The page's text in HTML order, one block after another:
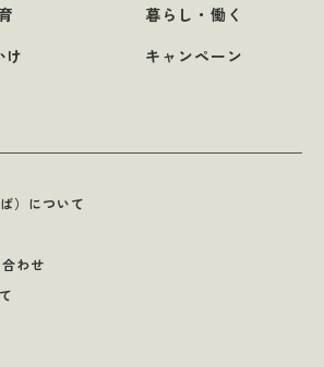
暮らし・働く
け
キャンペーン
）について
わせ